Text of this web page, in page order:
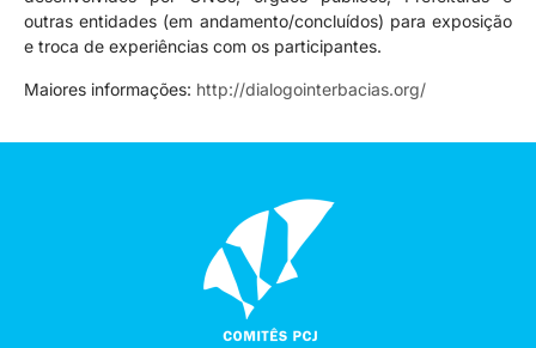
outras entidades (em andamento/concluídos) para exposição
e troca de experiências com os participantes.
Maiores informações: http://dialogointerbacias.org/